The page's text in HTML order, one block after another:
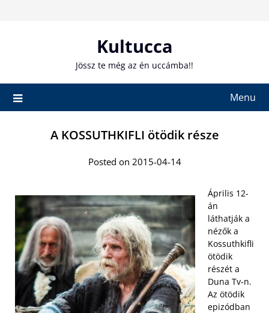
Kultucca
Jössz te még az én uccámba!!
Menu
A KOSSUTHKIFLI ötödik része
Posted on 2015-04-14
Április 12-
án
láthatják a
nézők a
Kossuthkifli
ötödik
részét a
Duna Tv-n.
Az ötödik
epizódban